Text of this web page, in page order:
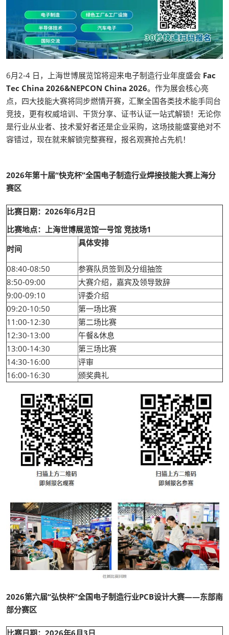
6月2-4 日，上海世博展览馆将迎来电子制造行业年度盛会 Fac
Tec China 2026&NEPCON China 2026。作为展会核心亮
点，四大技能大赛将同步燃情开赛，汇聚全国各类技术能手同台
竞技，更有权威培训、干货分享、证书认证一站式解锁！无论你
是行业从业者、技术爱好者还是企业采购，这场技能盛宴绝对不
容错过，现在就来解锁完整赛程，报名观赛抢占先机！
2026年第十届“快克杯”全国电子制造行业焊接技能大赛上海分
赛区
比赛日期：2026年6月2日
比赛地点：上海世博展览馆一号馆 竞技场1
时间
具体安排
08:40-08:50
参赛队员签到及分组抽签
8:50-09:00
大赛介绍，嘉宾及领导致辞
9:00-09:10
评委介绍
09:20-10:50
第一场比赛
11:00-12:30
第二场比赛
12:30-13:00
午餐&休息
13:00-14:30
第三场比赛
14:30-16:00
评审
16:00-16:30
颁奖典礼
2026第六届“弘快杯”全国电子制造行业PCB设计大赛——东部南
部分赛区
比赛日期：2026年6月3日